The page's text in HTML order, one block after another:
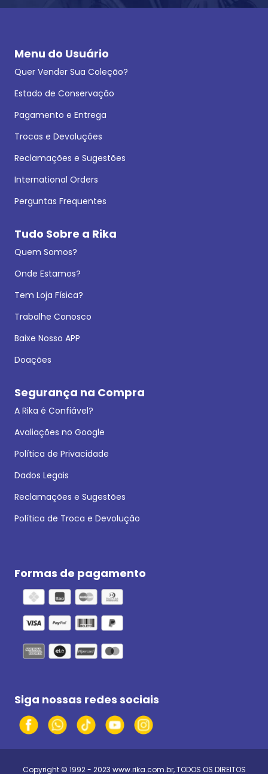
Menu do Usuário
Quer Vender Sua Coleção?
Estado de Conservação
Pagamento e Entrega
Trocas e Devoluções
Reclamações e Sugestões
International Orders
Perguntas Frequentes
Tudo Sobre a Rika
Quem Somos?
Onde Estamos?
Tem Loja Física?
Trabalhe Conosco
Baixe Nosso APP
Doações
Segurança na Compra
A Rika é Confiável?
Avaliações no Google
Política de Privacidade
Dados Legais
Reclamações e Sugestões
Política de Troca e Devolução
Formas de pagamento
Siga nossas redes sociais
Copyright © 1992 - 2023 www.rika.com.br, TODOS OS DIREITOS